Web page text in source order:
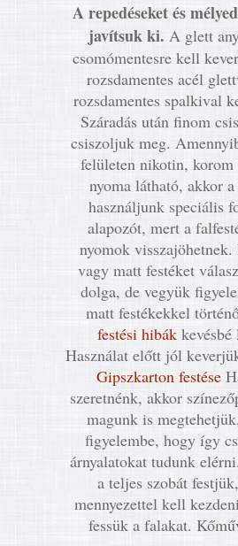
A repedéseket és
javítsuk ki. A glett
csomómentesre kell
rozsdamentes acél
rozsdamentes spalkival
Száradás után finom
csiszoljuk meg.
felületen nikotin, korom
nyoma látható, akkor
használjunk speciális
alapozót, mert a
nyomok
vagy matt festéket
dolga, de vegyük
matt festékekkel
festési hibákkevésbé
Használat előtt jól
Gipszkarton festése
szeretnénk, akkor
magunk is
figyelembe, hogy így
árnyalatokat tudunk
a teljes szobát
mennyezettel kell
fessük a falakat.